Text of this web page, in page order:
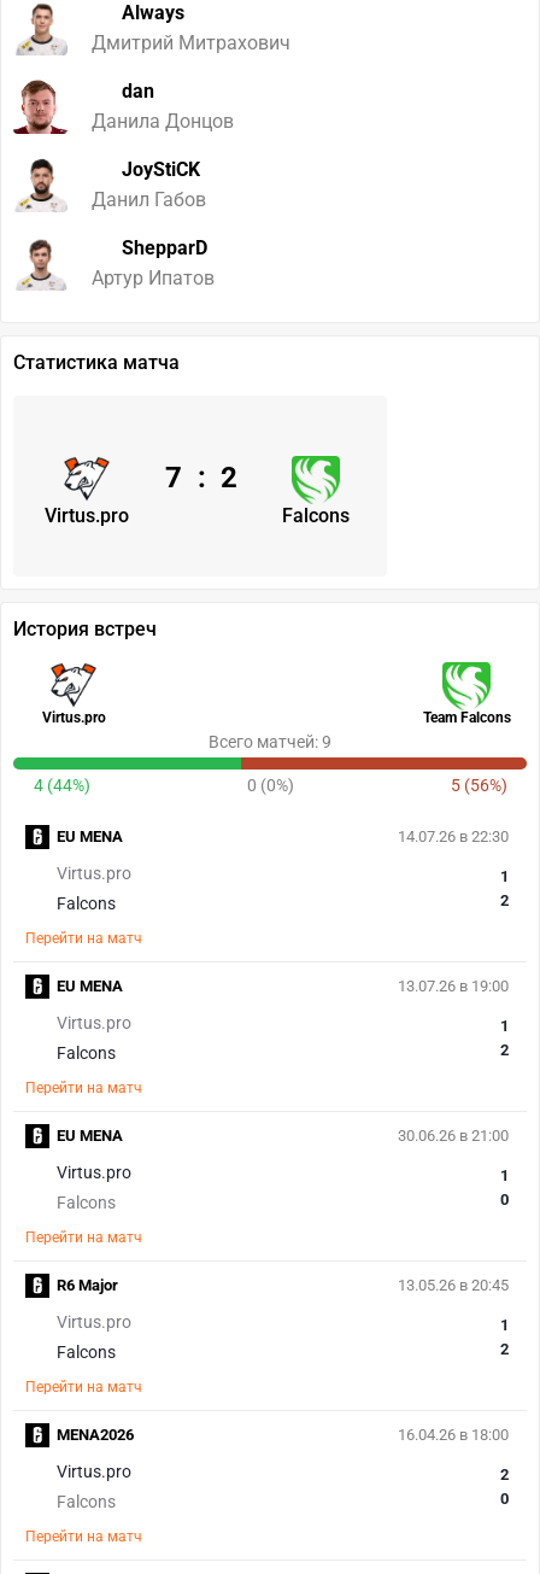
Always
Дмитрий Митрахович
dan
Данила Донцов
JoyStiCK
Данил Габов
ShepparD
Артур Ипатов
Статистика матча
Virtus.pro Falcons
7 : 2
История встреч
Virtus.pro Team Falcons
Всего матчей: 9
4 (44%) 0 (0%) 5 (56%)
14.07.26 в 22:30
Virtus.pro
Falcons
1
2
Перейти на матч
EU MENA
13.07.26 в 19:00
Virtus.pro
Falcons
1
2
Перейти на матч
EU MENA
30.06.26 в 21:00
Virtus.pro
Falcons
1
0
Перейти на матч
EU MENA
13.05.26 в 20:45
Virtus.pro
Falcons
1
2
Перейти на матч
R6 Major
16.04.26 в 18:00
Virtus.pro
Falcons
2
0
Перейти на матч
MENA2026